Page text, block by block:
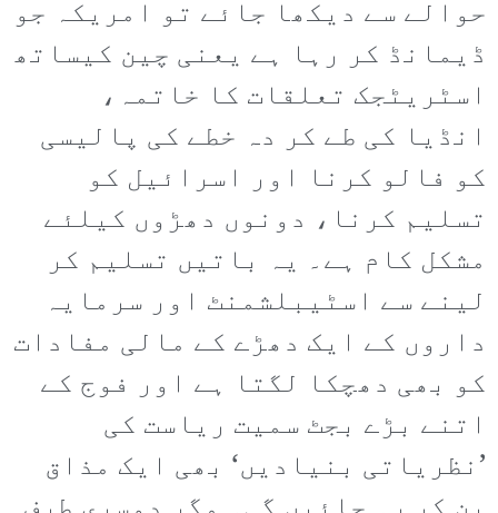
حوالے سے دیکھا جائے تو امریکہ جو
ڈیمانڈ کر رہا ہے یعنی چین کیساتھ
اسٹریٹجک تعلقات کا خاتمہ،
انڈیا کی طے کر دہ خطے کی پالیسی
کو فالو کرنا اور اسرائیل کو
تسلیم کرنا، دونوں دھڑوں کیلئے
مشکل کام ہے۔ یہ باتیں تسلیم کر
لینے سے اسٹیبلشمنٹ اور سرمایہ
داروں کے ایک دھڑے کے مالی مفادات
کو بھی دھچکا لگتا ہے اور فوج کے
اتنے بڑے بجٹ سمیت ریاست کی
’نظریاتی بنیادیں‘ بھی ایک مذاق